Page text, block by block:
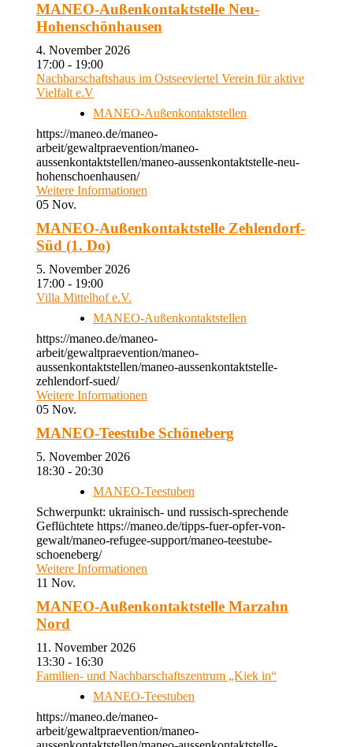
MANEO-Außenkontaktstelle Neu-
Hohenschönhausen
4. November 2026
17:00 - 19:00
Nachbarschaftshaus im Ostseeviertel Verein für aktive
Vielfalt e.V
MANEO-Außenkontaktstellen
https://maneo.de/maneo-
arbeit/gewaltpraevention/maneo-
aussenkontaktstellen/maneo-aussenkontaktstelle-neu-
hohenschoenhausen/
Weitere Informationen
05 Nov.
MANEO-Außenkontaktstelle Zehlendorf-
Süd (1. Do)
5. November 2026
17:00 - 19:00
Villa Mittelhof e.V.
MANEO-Außenkontaktstellen
https://maneo.de/maneo-
arbeit/gewaltpraevention/maneo-
aussenkontaktstellen/maneo-aussenkontaktstelle-
zehlendorf-sued/
Weitere Informationen
05 Nov.
MANEO-Teestube Schöneberg
5. November 2026
18:30 - 20:30
MANEO-Teestuben
Schwerpunkt: ukrainisch- und russisch-sprechende
Geflüchtete https://maneo.de/tipps-fuer-opfer-von-
gewalt/maneo-refugee-support/maneo-teestube-
schoeneberg/
Weitere Informationen
11 Nov.
MANEO-Außenkontaktstelle Marzahn
Nord
11. November 2026
13:30 - 16:30
Familien- und Nachbarschaftszentrum „Kiek in“
MANEO-Teestuben
https://maneo.de/maneo-
arbeit/gewaltpraevention/maneo-